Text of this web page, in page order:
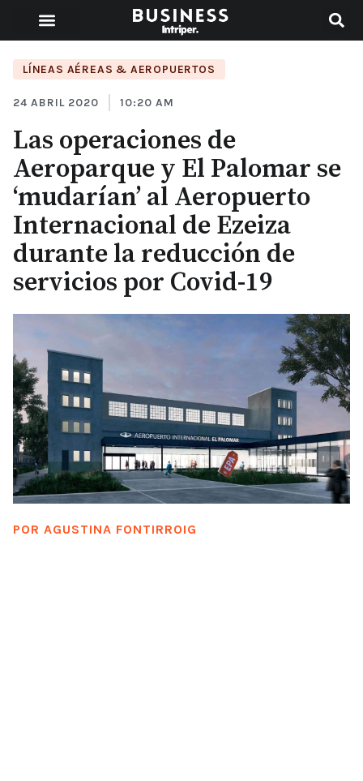
LÍNEAS AÉREAS & AEROPUERTOS
24 ABRIL 2020 10:20 AM
Las operaciones de
Aeroparque y El Palomar se
‘mudarían’ al Aeropuerto
Internacional de Ezeiza
durante la reducción de
servicios por Covid-19
POR AGUSTINA FONTIRROIG